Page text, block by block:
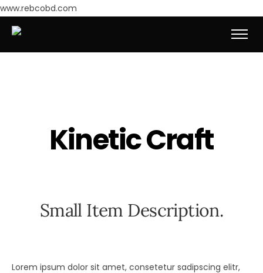
www.rebcobd.com
KineticCraft
Small Item Description.
Lorem ipsum dolor sit amet, consetetur sadipscing elitr,